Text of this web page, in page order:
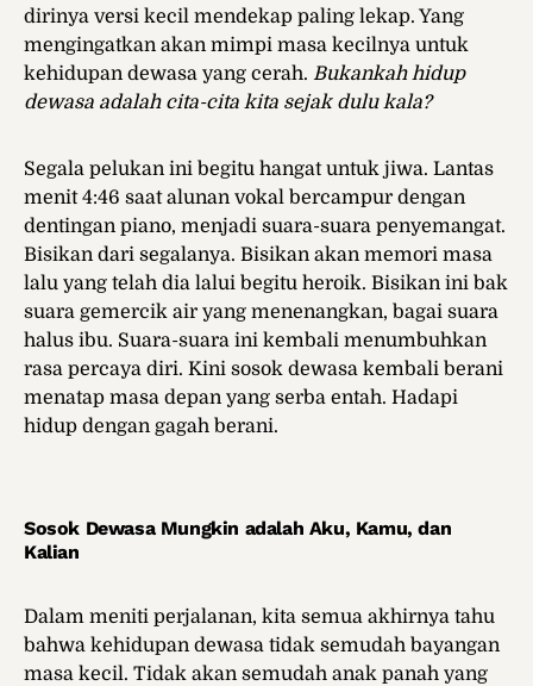
dirinya versi kecil mendekap paling lekap. Yang
mengingatkan akan mimpi masa kecilnya untuk
kehidupan dewasa yang cerah. Bukankah hidup
dewasa adalah cita-cita kita sejak dulu kala?
Segala pelukan ini begitu hangat untuk jiwa. Lantas
menit 4:46 saat alunan vokal bercampur dengan
dentingan piano, menjadi suara-suara penyemangat.
Bisikan dari segalanya. Bisikan akan memori masa
lalu yang telah dia lalui begitu heroik. Bisikan ini bak
suara gemercik air yang menenangkan, bagai suara
halus ibu. Suara-suara ini kembali menumbuhkan
rasa percaya diri. Kini sosok dewasa kembali berani
menatap masa depan yang serba entah. Hadapi
hidup dengan gagah berani.
Sosok Dewasa Mungkin adalah Aku, Kamu, dan
Kalian
Dalam meniti perjalanan, kita semua akhirnya tahu
bahwa kehidupan dewasa tidak semudah bayangan
masa kecil. Tidak akan semudah anak panah yang